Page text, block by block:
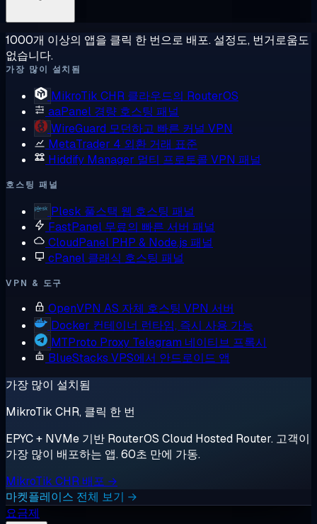
1000개 이상의 앱을 클릭 한 번으로 배포. 설정도, 번거로움도
없습니다.
가장 많이 설치됨
MikroTik CHR 클라우드의 RouterOS
aaPanel 경량 호스팅 패널
WireGuard 모던하고 빠른 커널 VPN
MetaTrader 4 외환 거래 표준
Hiddify Manager 멀티 프로토콜 VPN 패널
호스팅 패널
Plesk 풀스택 웹 호스팅 패널
FastPanel 무료의 빠른 서버 패널
CloudPanel PHP & Node.js 패널
cPanel 클래식 호스팅 패널
VPN & 도구
OpenVPN AS 자체 호스팅 VPN 서버
Docker 컨테이너 런타임, 즉시 사용 가능
MTProto Proxy Telegram 네이티브 프록시
BlueStacks VPS에서 안드로이드 앱
가장 많이 설치됨
MikroTik CHR, 클릭 한 번
EPYC + NVMe 기반 RouterOS Cloud Hosted Router. 고객이
가장 많이 배포하는 앱. 60초 만에 가동.
MikroTik CHR 배포 →
마켓플레이스 전체 보기 →
요금제